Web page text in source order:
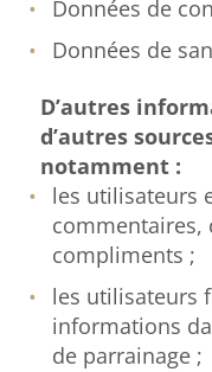
Données de
Données de
D’autres
d’autres
notamment :
les utilisateurs
commentaires,
compliments ;
les utilisateurs
informations
de parrainage ;